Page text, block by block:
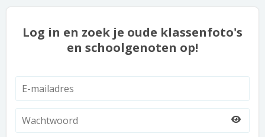
Help
Log in en zoek je oude klassenfoto's
en schoolgenoten op!